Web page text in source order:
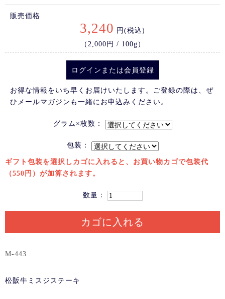
販売価格
3,240 円(税込)
（2,000円 / 100g）
ログイン または会員登録
お得な情報をいち早くお届けいたします。ご登録の際は、ぜ
ひメールマガジンも一緒にお申込みください。
グラム×枚数：
包装：
ギフト包装を選択しカゴに入れると、お買い物カゴで包装代
（550円）が加算されます。
数量：
カゴに入れる
M-443
松阪牛ミスジステーキ